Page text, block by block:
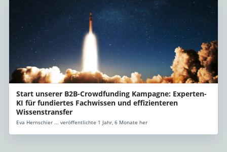
Start unserer B2B-Crowdfunding Kampagne: Experten-
KI für fundiertes Fachwissen und effizienteren
Wissenstransfer
Eva Hernschier ... veröffentlichte 1 Jahr, 6 Monate her